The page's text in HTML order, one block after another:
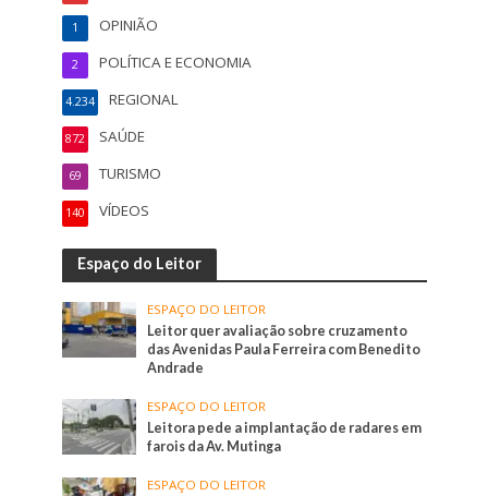
OPINIÃO
1
POLÍTICA E ECONOMIA
2
REGIONAL
4.234
SAÚDE
872
TURISMO
69
VÍDEOS
140
Espaço do Leitor
ESPAÇO DO LEITOR
Leitor quer avaliação sobre cruzamento
das Avenidas Paula Ferreira com Benedito
Andrade
ESPAÇO DO LEITOR
Leitora pede a implantação de radares em
farois da Av. Mutinga
ESPAÇO DO LEITOR